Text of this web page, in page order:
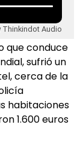
Thinkindot Audio
que conduce
sufrió un
cerca de la
habitaciones
1.600 euros